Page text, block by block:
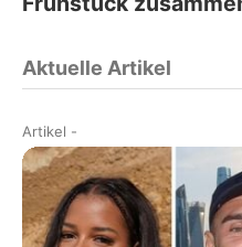
Aktuelle Artikel
Artikel -